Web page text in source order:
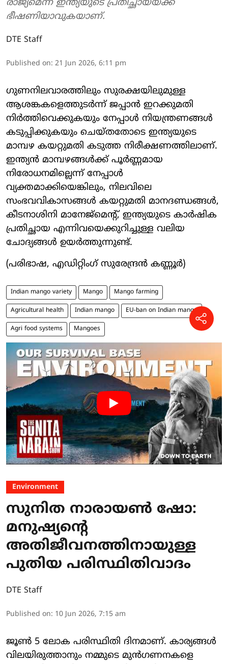
രാജ്യമെന്ന ഇന്ത്യയുടെ പ്രതിച്ഛായയ്ക്ക്
ഭീഷണിയാവുകയാണ്.
DTE Staff
Published on: 21 Jun 2026, 6:11 pm
ഗുണനിലവാരത്തിലും സുരക്ഷയിലുമുള്ള
ആശങ്കകളെത്തുടർന്ന് ജപ്പാൻ ഇറക്കുമതി
നിർത്തിവെക്കുകയും നേപ്പാൾ നിയന്ത്രണങ്ങൾ
കടുപ്പിക്കുകയും ചെയ്തതോടെ ഇന്ത്യയുടെ
മാമ്പഴ കയറ്റുമതി കടുത്ത നിരീക്ഷണത്തിലാണ്.
ഇന്ത്യൻ മാമ്പഴങ്ങൾക്ക് പൂർണ്ണമായ
നിരോധനമില്ലെന്ന് നേപ്പാൾ
വ്യക്തമാക്കിയെങ്കിലും, നിലവിലെ
സംഭവവികാസങ്ങൾ കയറ്റുമതി മാനദണ്ഡങ്ങൾ,
കീടനാശിനി മാനേജ്‌മെന്റ്, ഇന്ത്യയുടെ കാർഷിക
പ്രതിച്ഛായ എന്നിവയെക്കുറിച്ചുള്ള വലിയ
ചോദ്യങ്ങൾ ഉയർത്തുന്നുണ്ട്.
(പരിഭാഷ, എഡിറ്റിംഗ് സുരേന്ദ്രൻ കണ്ണൂർ)
Indian mango variety Mango Mango farming
Agricultural health Indian mango EU-ban on Indian mango
Agri food systems Mangoes
Environment
സുനിത നാരായൺ ഷോ:
മനുഷ്യന്റെ
അതിജീവനത്തിനായുള്ള
പുതിയ പരിസ്ഥിതിവാദം
DTE Staff
Published on: 10 Jun 2026, 7:15 am
ജൂൺ 5 ലോക പരിസ്ഥിതി ദിനമാണ്. കാര്യങ്ങൾ
വിലയിരുത്താനും നമ്മുടെ മുൻഗണനകളെ